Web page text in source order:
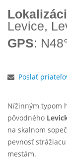
Levice,
GPS:
Poslať
Nížinným typom
pôvodného
na skalnom
pevnosť
mestám.